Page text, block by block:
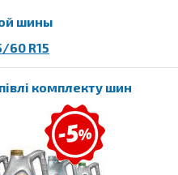
шины
60 R15
комплекту шин